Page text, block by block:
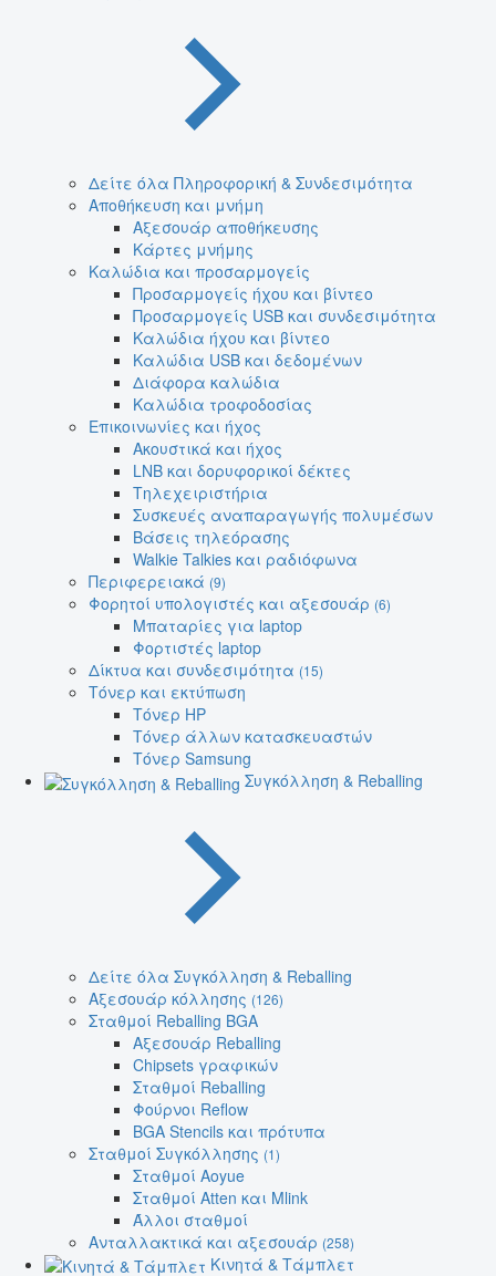
Δείτε όλα Πληροφορική & Συνδεσιμότητα
Αποθήκευση και μνήμη
Αξεσουάρ αποθήκευσης
Κάρτες μνήμης
Καλώδια και προσαρμογείς
Προσαρμογείς ήχου και βίντεο
Προσαρμογείς USB και συνδεσιμότητα
Καλώδια ήχου και βίντεο
Καλώδια USB και δεδομένων
Διάφορα καλώδια
Καλώδια τροφοδοσίας
Επικοινωνίες και ήχος
Ακουστικά και ήχος
LNB και δορυφορικοί δέκτες
Τηλεχειριστήρια
Συσκευές αναπαραγωγής πολυμέσων
Βάσεις τηλεόρασης
Walkie Talkies και ραδιόφωνα
Περιφερειακά (9)
Φορητοί υπολογιστές και αξεσουάρ (6)
Μπαταρίες για laptop
Φορτιστές laptop
Δίκτυα και συνδεσιμότητα (15)
Τόνερ και εκτύπωση
Τόνερ HP
Τόνερ άλλων κατασκευαστών
Τόνερ Samsung
Συγκόλληση & Reballing
Δείτε όλα Συγκόλληση & Reballing
Αξεσουάρ κόλλησης (126)
Σταθμοί Reballing BGA
Αξεσουάρ Reballing
Chipsets γραφικών
Σταθμοί Reballing
Φούρνοι Reflow
BGA Stencils και πρότυπα
Σταθμοί Συγκόλλησης (1)
Σταθμοί Aoyue
Σταθμοί Atten και Mlink
Άλλοι σταθμοί
Ανταλλακτικά και αξεσουάρ (258)
Κινητά & Τάμπλετ